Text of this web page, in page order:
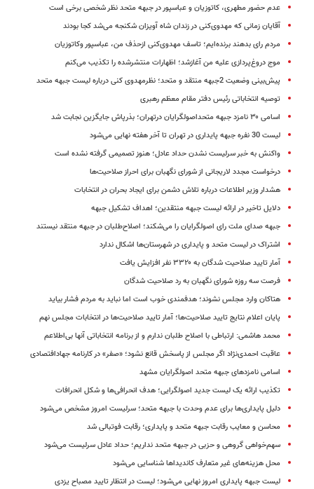
عدم حضور مطهری، کاتوزیان و عباسپور در جبهه متحد نظر شخصی برخی است
آقایان زمانی که مهدوی‌کنی در زندان شاه آویزان شکنجه می‌شد کجا بودند
مردم رای بدهند برنده‌ایم؛ تاسف مهدوی‌کنی ازحذف من، عباسپور وکاتوزیان
موج دروغ‌پردازی علیه من آغازشد؛ اظهارات منتشرشده را تکذیب می‌کنم
پیش‌بینی وضعیت 2جبهه منتقد و متحد؛ نظرمهدوی کنی درباره لیست جبهه متحد
توصیه انتخاباتی رئیس دفتر مقام معظم رهبری
اسامی ۳۰ نامزد جبهه متحداصولگرایان درتهران؛ بذرپاش جایگزین نجابت شد
لیست 30 نفره جبهه پایداری در تهران تا آخر هفته نهایی می‌شود
واکنش به خبر سرلیست نشدن حداد عادل؛ هنوز تصمیمی گرفته نشده است
درخواست مجدد لاریجانی از شورای نگهبان برای احراز صلاحیت‌ها
هشدار وزیر اطلاعات درباره تلاش دشمن برای ایجاد بحران در انتخابات
دلایل تاخیر در ارائه لیست جبهه منتقدین؛ اهداف تشکیل جبهه
جبهه صدای ملت رای اصولگرایان را می‌شکند؛ اصلاح‌طلبان در جبهه منتقد نیستند
اشتراک در لیست متحد و پایداری در شهرستان‌ها اشکال ندارد
آمار تایید صلاحیت شدگان به ۳۳۲۰ نفر افزایش یافت
فرصت سه روزه شورای نگهبان به رد صلاحیت شدگان
هتاکان وارد مجلس نشوند؛ هدفمندی خوب است اما نباید به مردم فشار بیاید
پایان اعلام نتایج تایید صلاحیت‌ها؛ آمار تایید صلاحیت‌ها در انتخابات مجلس نهم
محمد هاشمی: ارتباطی با اصلاح طلبان ندارم و از برنامه انتخاباتی آنها بی‌اطلاعم
عاقبت احمدی‌نژاد اگر مجلس از پاسخش قانع نشود؛ «صفر» در کارنامه جهادافتصادی
اسامی نامزدهای جبهه متحد اصولگرایان مشهد
تکذیب ارائه یک لیست جدید اصولگرایی؛ هدف انحرافی‌ها و شکل انحرافات
دلیل پایداری‌ها برای عدم وحدت با جبهه متحد؛ سرلیست امروز مشخص می‌شود
محاسن و معایب رقابت جبهه متحد و پایداری؛ رقابت فوتبالی شد
سهم‌خواهی گروهی و حزبی در جبهه متحد نداریم؛ حداد عادل سرلیست می‌شود
محل هزینه‌های غیر متعارف کاندیداها شناسایی می‌شود
لیست جبهه پایداری امروز نهایی می‌شود؛ لیست در انتظار تایید مصباح یزدی